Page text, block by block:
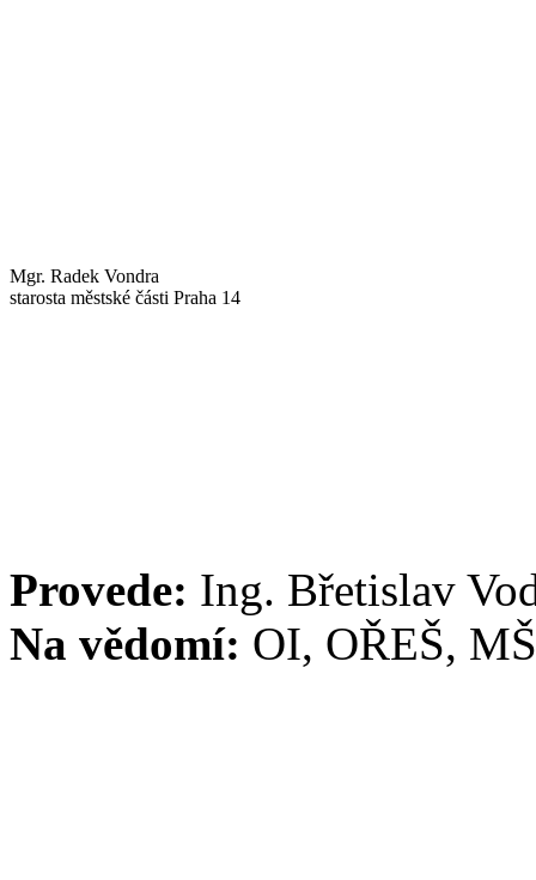
Mgr. Radek Vondra
starosta městské části Praha 14
Provede: Ing. Břetislav
Na vědomí: OI, OŘEŠ,